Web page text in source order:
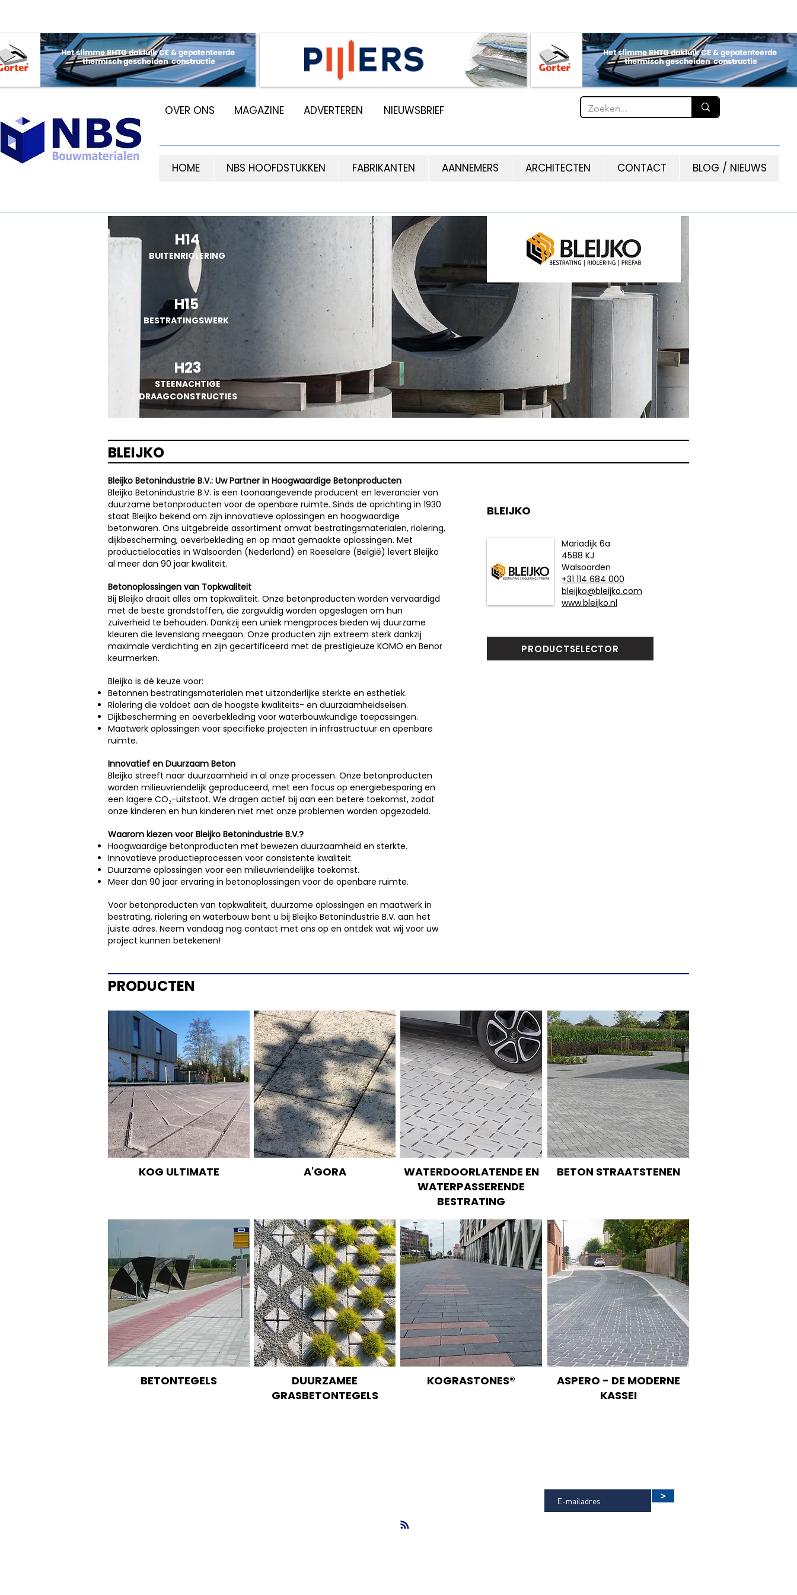
OVER ONS MAGAZINE ADVERTEREN NIEUWSBRIEF
HOME NBS HOOFDSTUKKEN FABRIKANTEN AANNEMERS ARCHITECTEN CONTACT BLOG / NIEUWS
H14
BUITENRIOLERING
H15
BESTRATINGSWERK
H23
STEENACHTIGE
DRAAGCONSTRUCTIES
BLEIJKO
Bleijko Betonindustrie B.V.: Uw Partner in Hoogwaardige Betonproducten
Bleijko Betonindustrie B.V. is een toonaangevende producent en leverancier van
duurzame betonproducten voor de openbare ruimte. Sinds de oprichting in 1930
staat Bleijko bekend om zijn innovatieve oplossingen en hoogwaardige
betonwaren. Ons uitgebreide assortiment omvat bestratingsmaterialen, riolering,
dijkbescherming, oeverbekleding en op maat gemaakte oplossingen. Met
productielocaties in Walsoorden (Nederland) en Roeselare (België) levert Bleijko
al meer dan 90 jaar kwaliteit.
Betonoplossingen van Topkwaliteit
Bij Bleijko draait alles om topkwaliteit. Onze betonproducten worden vervaardigd
met de beste grondstoffen, die zorgvuldig worden opgeslagen om hun
zuiverheid te behouden. Dankzij een uniek mengproces bieden wij duurzame
kleuren die levenslang meegaan. Onze producten zijn extreem sterk dankzij
maximale verdichting en zijn gecertificeerd met de prestigieuze KOMO en Benor
keurmerken.
Bleijko is dé keuze voor:
Betonnen bestratingsmaterialen met uitzonderlijke sterkte en esthetiek.
Riolering die voldoet aan de hoogste kwaliteits- en duurzaamheidseisen.
Dijkbescherming en oeverbekleding voor waterbouwkundige toepassingen.
Maatwerk oplossingen voor specifieke projecten in infrastructuur en openbare
ruimte.
Innovatief en Duurzaam Beton
Bleijko streeft naar duurzaamheid in al onze processen. Onze betonproducten
worden milieuvriendelijk geproduceerd, met een focus op energiebesparing en
een lagere CO₂-uitstoot. We dragen actief bij aan een betere toekomst, zodat
onze kinderen en hun kinderen niet met onze problemen worden opgezadeld.
Waarom kiezen voor Bleijko Betonindustrie B.V.?
Hoogwaardige betonproducten met bewezen duurzaamheid en sterkte.
Innovatieve productieprocessen voor consistente kwaliteit.
Duurzame oplossingen voor een milieuvriendelijke toekomst.
Meer dan 90 jaar ervaring in betonoplossingen voor de openbare ruimte.
Voor betonproducten van topkwaliteit, duurzame oplossingen en maatwerk in
bestrating, riolering en waterbouw bent u bij Bleijko Betonindustrie B.V. aan het
juiste adres. Neem vandaag nog contact met ons op en ontdek wat wij voor uw
project kunnen betekenen!
BLEIJKO
Mariadijk 6a
4588 KJ
Walsoorden
+31 114 684 000
bleijko@bleijko.com
www.bleijko.nl
PRODUCTSELECTOR
PRODUCTEN
KOG ULTIMATE A'GORA
WATERDOORLATENDE EN
WATERPASSERENDE
BESTRATING
BETON STRAATSTENEN
BETONTEGELS
DUURZAMEE
GRASBETONTEGELS
KOGRASTONES®
ASPERO - DE MODERNE
KASSEI
>